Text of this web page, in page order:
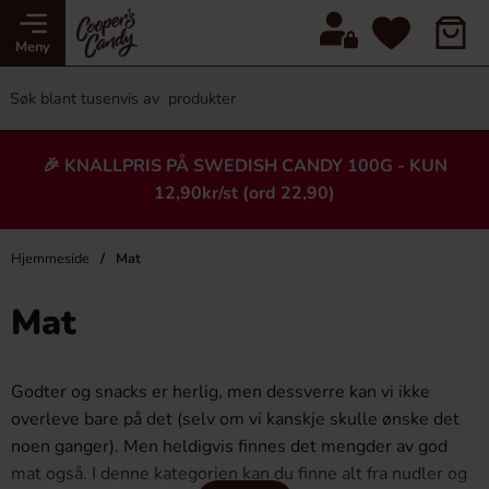
Meny
🎉 KNALLPRIS PÅ SWEDISH CANDY 100G - KUN
12,90kr/st (ord 22,90)
Hjemmeside Mat
Mat
Godter og snacks er herlig, men dessverre kan vi ikke
overleve bare på det (selv om vi kanskje skulle ønske det
noen ganger). Men heldigvis finnes det mengder av god
mat også. I denne kategorien kan du finne alt fra nudler og